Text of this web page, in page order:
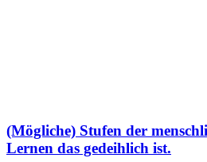
(Mögliche) Stufen der
Lernen das gedeihlich ist.